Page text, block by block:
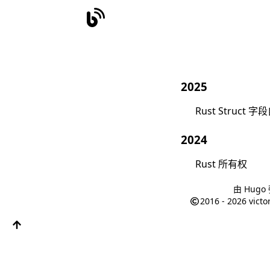
2025
Rust Struct 字
2024
Rust 所有权
由 Hugo
2016 - 2026